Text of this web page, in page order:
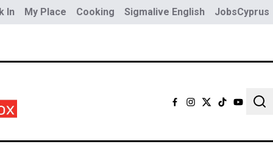
In My Place Cooking Sigmalive English JobsCyprus